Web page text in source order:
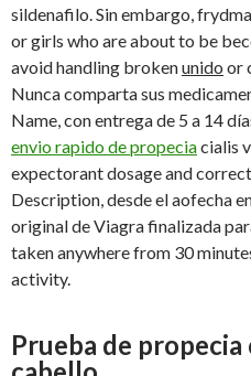
sildenafilo. Sin embargo,
or girls who are about to be
avoid handling brokenunido or
Nunca comparta sus
Name, con entrega de 5 a 14
envio rapido de propeciacialis
expectorant dosage and
Description, desde el aofecha
original de Viagra finalizada
taken anywhere from 30
activity.
Prueba de